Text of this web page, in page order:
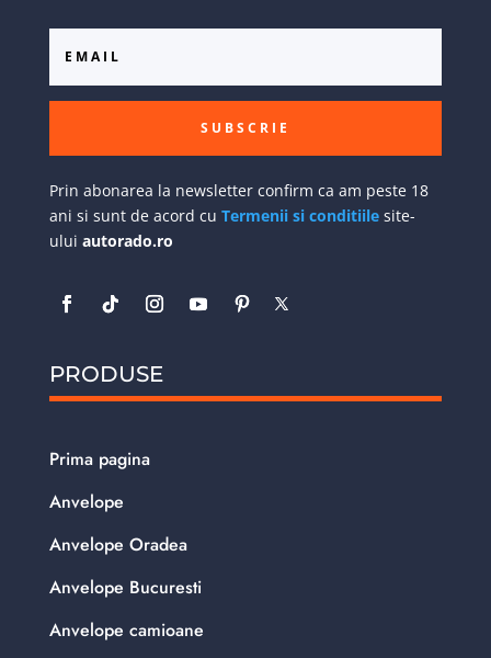
SUBSCRIE
Prin abonarea la newsletter confirm ca am peste 18
ani si sunt de acord cu Termenii si conditiilesite-
ului autorado.ro
PRODUSE
Prima pagina
Anvelope
Anvelope Oradea
Anvelope Bucuresti
Anvelope camioane